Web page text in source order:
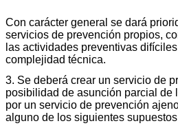
Con carácter general se dará
servicios de prevención propios,
las actividades preventivas
complejidad técnica.
3. Se deberá crear un servicio de
posibilidad de asunción parcial de
por un servicio de prevención
alguno de los siguientes